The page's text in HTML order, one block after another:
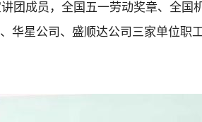
团成员，全国五一劳动奖章、全国
星公司、盛顺达公司三家单位职